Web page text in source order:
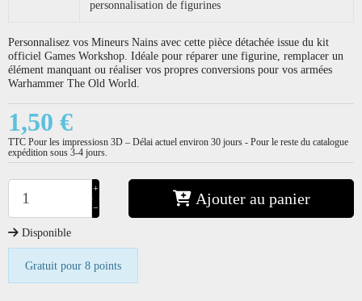
personnalisation de figurines
Personnalisez vos Mineurs Nains avec cette pièce détachée issue du kit
officiel Games Workshop. Idéale pour réparer une figurine, remplacer un
élément manquant ou réaliser vos propres conversions pour vos armées
Warhammer The Old World.
1,50 €
TTC Pour les impressiosn 3D – Délai actuel environ 30 jours - Pour le reste du catalogue
expédition sous 3-4 jours.
+
−
Ajouter au panier
Disponible
Gratuit pour 8 points